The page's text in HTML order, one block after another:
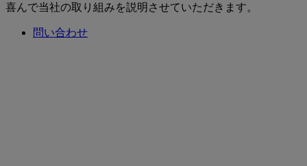
喜んで当社の取り組みを説明させていただきます。
問い合わせ